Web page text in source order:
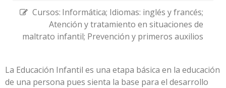
Cursos: Informática; Idiomas: inglés y francés;
Atención y tratamiento en situaciones de
maltrato infantil; Prevención y primeros auxilios
La Educación Infantil es una etapa básica en la educación
de una persona pues sienta la base para el desarrollo